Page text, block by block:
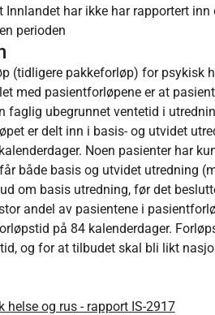
Innlandet har ikke har rapportert
perioden
(tidligere pakkeforløp) for psykisk
med pasientforløpene er at
faglig ubegrunnet ventetid i
er delt inn i basis- og utvidet
Noen pasienter har
både basis og utvidet utredning
om basis utredning, før det
andel av pasientene i
på 84 kalenderdager.
og for at tilbudet skal bli likt
helse og rus - rapport IS-2917